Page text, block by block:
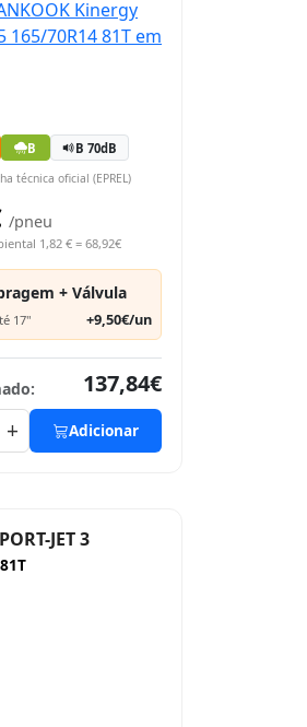
B B 70dB
técnica oficial (EPREL)
/pneu
1,82 € = 68,92€
+ Válvula
17" +9,50€/un
137,84€
+ Adicionar
JET 3